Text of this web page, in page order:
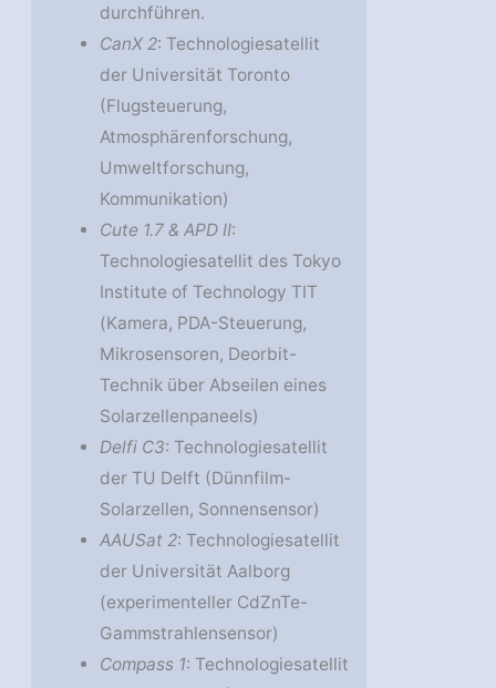
durchführen.
CanX 2: Technologiesatellit
der Universität Toronto
(Flugsteuerung,
Atmosphärenforschung,
Umweltforschung,
Kommunikation)
Cute 1.7 & APD II:
Technologiesatellit des Tokyo
Institute of Technology TIT
(Kamera, PDA-Steuerung,
Mikrosensoren, Deorbit-
Technik über Abseilen eines
Solarzellenpaneels)
Delfi C3: Technologiesatellit
der TU Delft (Dünnfilm-
Solarzellen, Sonnensensor)
AAUSat 2: Technologiesatellit
der Universität Aalborg
(experimenteller CdZnTe-
Gammstrahlensensor)
Compass 1: Technologiesatellit